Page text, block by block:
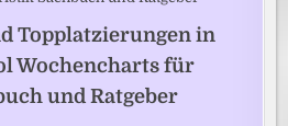
Topplatzierungen in
Wochencharts für
und Ratgeber